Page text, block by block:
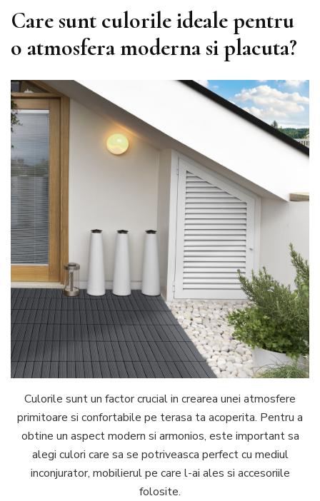
Care sunt culorile ideale pentru
o atmosfera moderna si placuta?
Culorile sunt un factor crucial in crearea unei atmosfere
primitoare si confortabile pe terasa ta acoperita. Pentru a
obtine un aspect modern si armonios, este important sa
alegi culori care sa se potriveasca perfect cu mediul
inconjurator, mobilierul pe care l-ai ales si accesoriile
folosite.